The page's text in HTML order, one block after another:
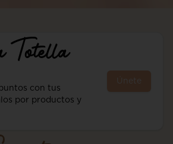
Totella
con tus
por productos y
Únete